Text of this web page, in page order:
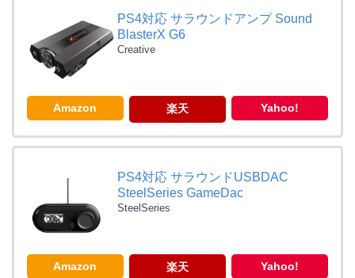
PS4対応 サラウンドアンプ Sound
BlasterX G6
Creative
Amazon 楽天 Yahoo!
PS4対応 サラウンドUSBDAC
SteelSeries GameDac
SteelSeries
Amazon 楽天 Yahoo!